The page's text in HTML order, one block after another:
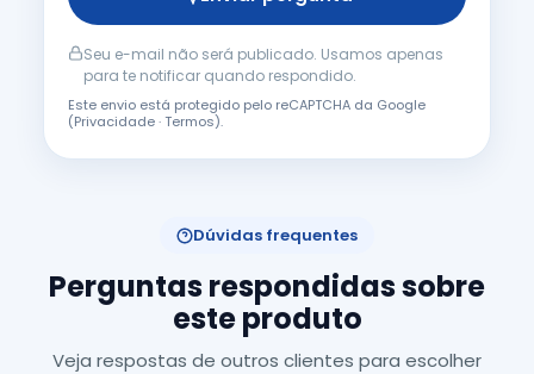
Seu e-mail não será publicado. Usamos apenas
para te notificar quando respondido.
Este envio está protegido pelo reCAPTCHA da Google
(Privacidade·Termos).
Dúvidas frequentes
Perguntas respondidas sobre
este produto
Veja respostas de outros clientes para escolher